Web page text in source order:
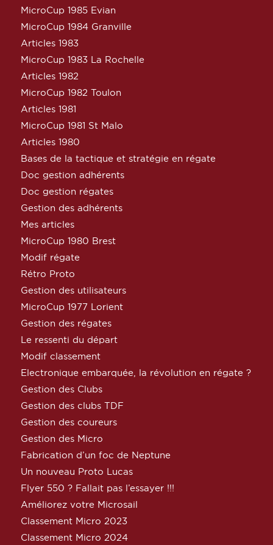
MicroCup 1985 Evian
MicroCup 1984 Granville
Articles 1983
MicroCup 1983 La Rochelle
Articles 1982
MicroCup 1982 Toulon
Articles 1981
MicroCup 1981 St Malo
Articles 1980
Bases de la tactique et stratégie en régate
Doc gestion adhérents
Doc gestion régates
Gestion des adhérents
Mes articles
MicroCup 1980 Brest
Modif régate
Rétro Proto
Gestion des utilisateurs
MicroCup 1977 Lorient
Gestion des régates
Le ressenti du départ
Modif classement
Electronique embarquée, la révolution en régate ?
Gestion des Clubs
Gestion des clubs TDF
Gestion des coureurs
Gestion des Micro
Fabrication d’un foc de Neptune
Un nouveau Proto Lucas
Flyer 550 ? Fallait pas l’essayer !!!
Améliorez votre Microsail
Classement Micro 2023
Classement Micro 2024